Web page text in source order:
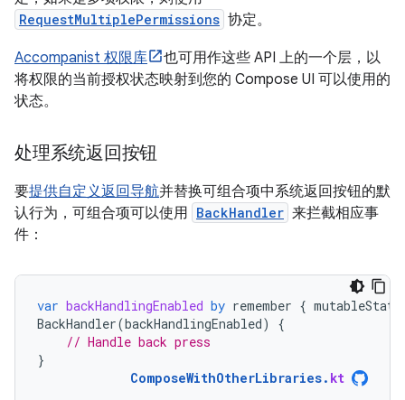
RequestMultiplePermissions 协定。
Accompanist 权限库
也可用作这些 API 上的一个层，以
将权限的当前授权状态映射到您的 Compose UI 可以使用的
状态。
处理系统返回按钮
要提供自定义返回导航并替换可组合项中系统返回按钮的默
认行为，可组合项可以使用 BackHandler 来拦截相应事
件：
var backHandlingEnabled by remember {
BackHandler(backHandlingEnabled)
{
// Handle back press
}
ComposeWithOtherLibraries. kt